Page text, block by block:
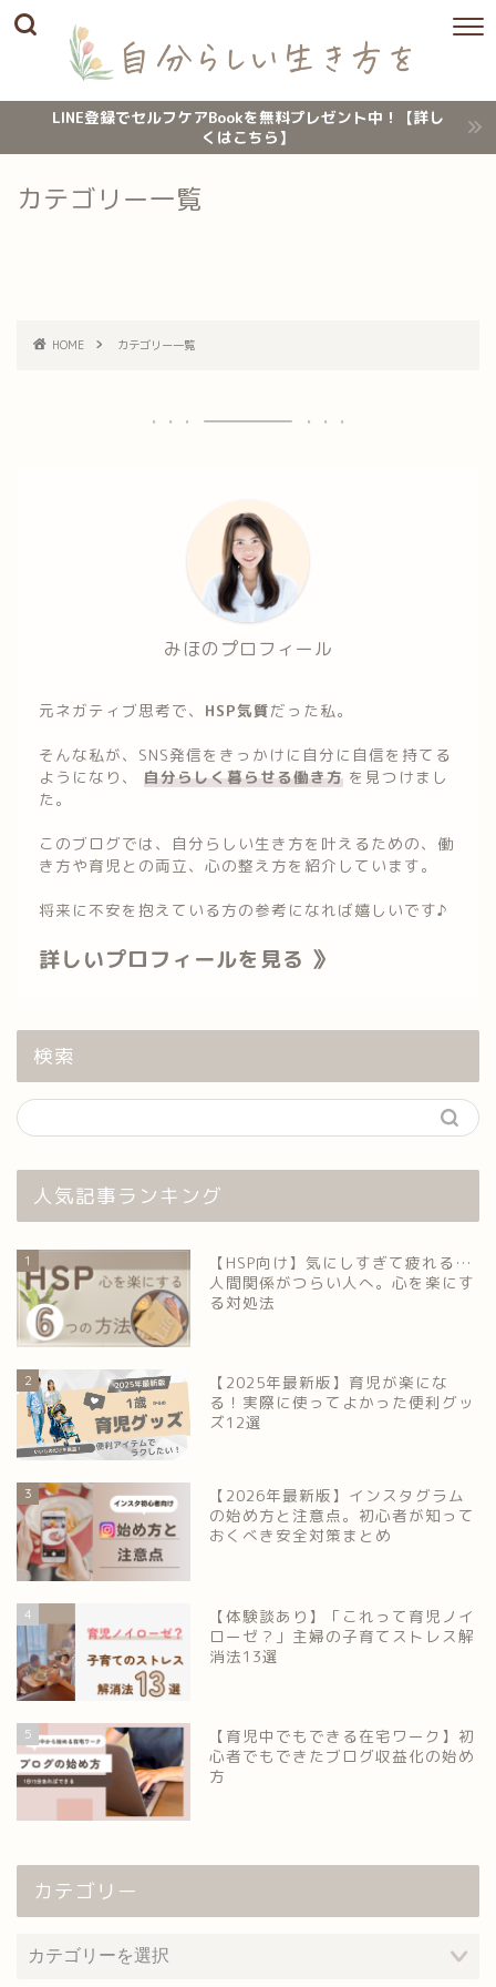
LINE登録でセルフケアBookを無料プレゼント中！【詳し
くはこちら】
カテゴリー一覧
HOME カテゴリー一覧
みほのプロフィール
元ネガティブ思考で、 HSP気質だった私。
そんな私が、SNS発信をきっかけに自分に自信を持てる
ようになり、
自分らしく暮らせる働き方 を見つけまし
た。
このブログでは、自分らしい生き方を叶えるための、働
き方や育児との両立、心の整え方を紹介しています。
将来に不安を抱えている方の参考になれば嬉しいです♪
詳しいプロフィールを見る 》
検索
人気記事ランキング
1
【HSP向け】気にしすぎて疲れる…
人間関係がつらい人へ。心を楽にす
る対処法
2
【2025年最新版】育児が楽にな
る！実際に使ってよかった便利グッ
ズ12選
3
【2026年最新版】インスタグラム
の始め方と注意点。初心者が知って
おくべき安全対策まとめ
4
【体験談あり】「これって育児ノイ
ローゼ？」主婦の子育てストレス解
消法13選
5
【育児中でもできる在宅ワーク】初
心者でもできたブログ収益化の始め
方
カテゴリー